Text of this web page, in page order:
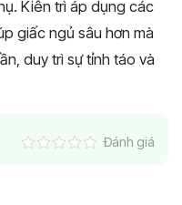
Kiên trì áp dụng các
giấc ngủ sâu hơn mà
duy trì sự tỉnh táo và
Đánh giá